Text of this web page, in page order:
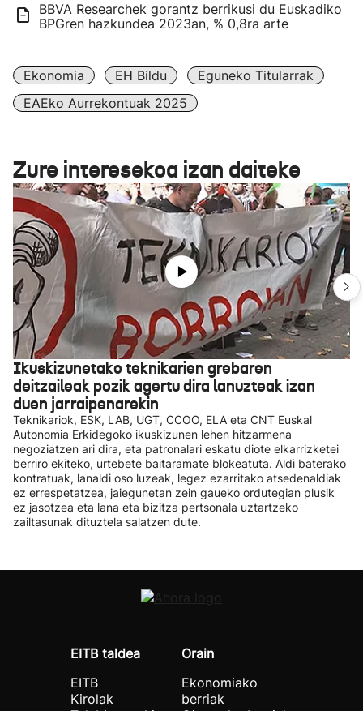
BBVA Researchek gorantz berrikusi du Euskadiko
BPGren hazkundea 2023an, % 0,8ra arte
Ekonomia EH Bildu
Eguneko Titularrak
EAEko Aurrekontuak 2025
Zure interesekoa izan daiteke
Ikuskizunetako teknikarien grebaren
deitzaileak pozik agertu dira lanuzteak izan
duen jarraipenarekin
Teknikariok, ESK, LAB, UGT, CCOO, ELA eta CNT Euskal
Autonomia Erkidegoko ikuskizunen lehen hitzarmena
negoziatzen ari dira, eta patronalari eskatu diote elkarrizketei
berriro ekiteko, urtebete baitaramate blokeatuta. Aldi baterako
kontratuak, lanaldi oso luzeak, legez ezarritako atsedenaldiak
ez errespetatzea, jaiegunetan zein gaueko ordutegian plusik
ez jasotzea eta lana eta bizitza pertsonala uztartzeko
zailtasunak dituztela salatzen dute.
EITB taldea
EITB
Kirolak
Orain
Ekonomiako
berriak